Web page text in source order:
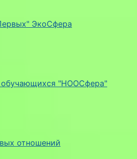
ЭкоСфера
обучающихся "НООСфера"
отношений